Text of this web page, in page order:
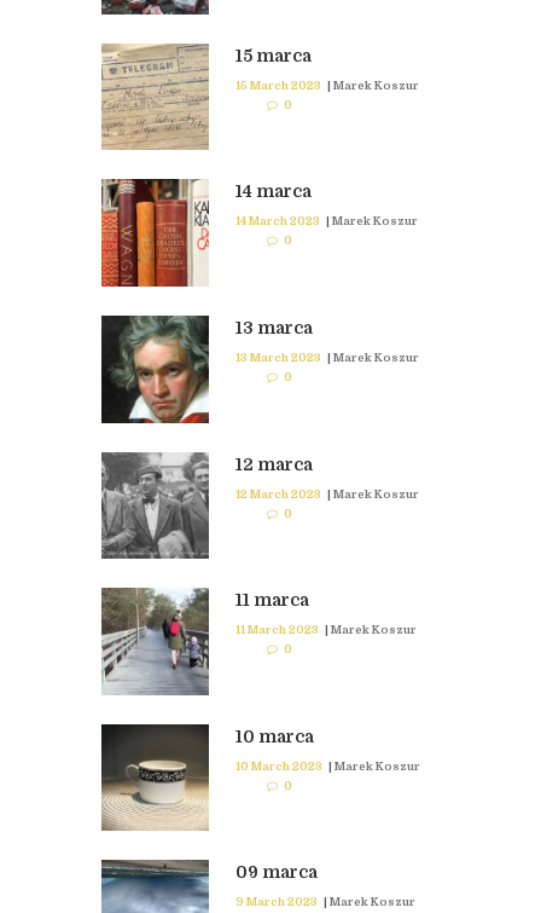
15 marca
15 March 2023 | Marek Koszur
0
14 marca
14 March 2023 | Marek Koszur
0
13 marca
13 March 2023 | Marek Koszur
0
12 marca
12 March 2023 | Marek Koszur
0
11 marca
11 March 2023 | Marek Koszur
0
10 marca
10 March 2023 | Marek Koszur
0
09 marca
9 March 2023
Marek Koszur